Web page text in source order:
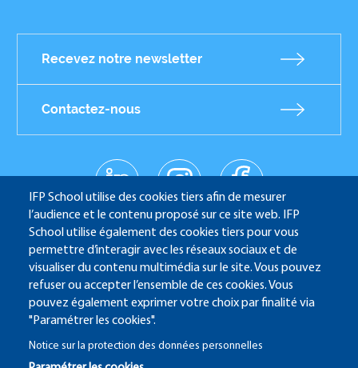
IFP School utilise des cookies tiers afin de mesurer
l’audience et le contenu proposé sur ce site web. IFP
School utilise également des cookies tiers pour vous
permettre d’interagir avec les réseaux sociaux et de
visualiser du contenu multimédia sur le site. Vous pouvez
refuser ou accepter l’ensemble de ces cookies. Vous
pouvez également exprimer votre choix par finalité via
"Paramétrer les cookies".
Notice sur la protection des données personnelles
Recevez notre newsletter
Contactez-nous
Réseaux
sociaux
linkedin
instagr
facebo
youtub
e
IFP School - 232 Avenue Napoléon Bonaparte - 92852
Rueil-Malmaison